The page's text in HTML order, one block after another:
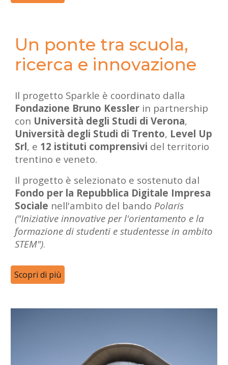
Un ponte tra scuola,
ricerca e innovazione
Il progetto Sparkle è coordinato dalla
Fondazione Bruno Kessler in partnership
con Università degli Studi di Verona,
Università degli Studi di Trento, Level Up
Srl, e 12 istituti comprensivi del territorio
trentino e veneto.
Il progetto è selezionato e sostenuto dal
Fondo per la Repubblica Digitale Impresa
Sociale nell'ambito del bando Polaris
("Iniziative innovative per l'orientamento e la
formazione di studenti e studentesse in ambito
STEM").
Scopri di più